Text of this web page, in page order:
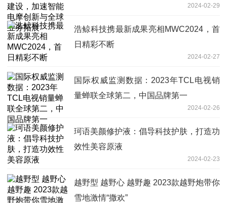
2024-02-29
浩鲸科技携最新成果亮相MWC2024，首
日精彩不断
2024-02-27
国际权威监测数据：2023年TCL电视销
量蝉联全球第二，中国品牌第一
2024-02-26
珂语美颜修护液：倡导科技护肤，打造功
效性美容原液
2024-02-23
越野型 越野心 越野趣 2023款越野炮带你
雪地激情“撒欢”